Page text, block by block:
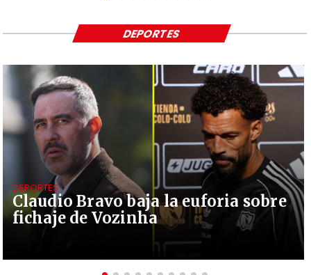
Claudio Bravo baja la euforia sobre
fichaje de Vozinha
DEPORTES
DEPORTES